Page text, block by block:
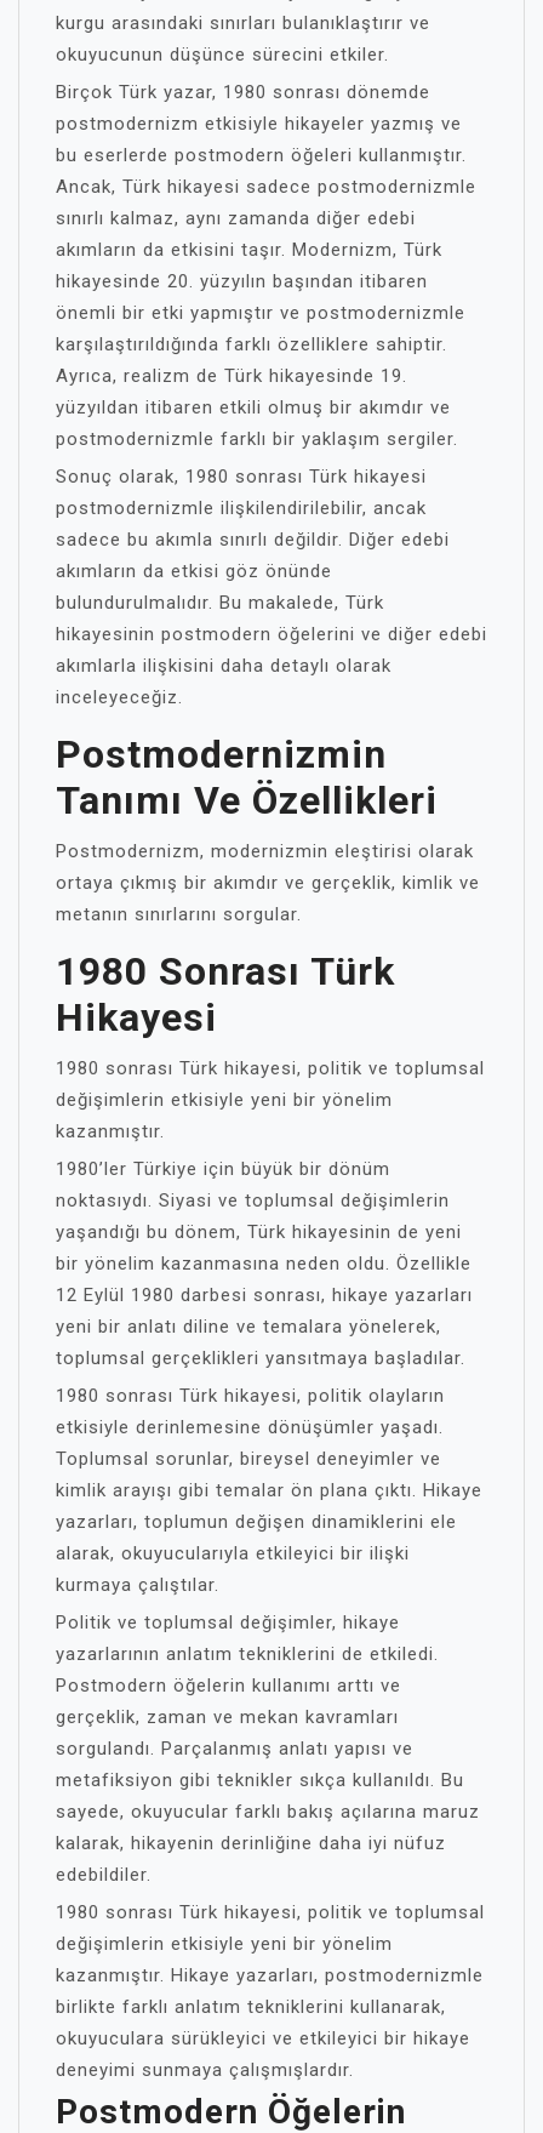
kurgu arasındaki sınırları bulanıklaştırır ve
okuyucunun düşünce sürecini etkiler.
Birçok Türk yazar, 1980 sonrası dönemde
postmodernizm etkisiyle hikayeler yazmış ve
bu eserlerde postmodern öğeleri kullanmıştır.
Ancak, Türk hikayesi sadece postmodernizmle
sınırlı kalmaz, aynı zamanda diğer edebi
akımların da etkisini taşır. Modernizm, Türk
hikayesinde 20. yüzyılın başından itibaren
önemli bir etki yapmıştır ve postmodernizmle
karşılaştırıldığında farklı özelliklere sahiptir.
Ayrıca, realizm de Türk hikayesinde 19.
yüzyıldan itibaren etkili olmuş bir akımdır ve
postmodernizmle farklı bir yaklaşım sergiler.
Sonuç olarak, 1980 sonrası Türk hikayesi
postmodernizmle ilişkilendirilebilir, ancak
sadece bu akımla sınırlı değildir. Diğer edebi
akımların da etkisi göz önünde
bulundurulmalıdır. Bu makalede, Türk
hikayesinin postmodern öğelerini ve diğer edebi
akımlarla ilişkisini daha detaylı olarak
inceleyeceğiz.
Postmodernizmin
Tanımı Ve Özellikleri
Postmodernizm, modernizmin eleştirisi olarak
ortaya çıkmış bir akımdır ve gerçeklik, kimlik ve
metanın sınırlarını sorgular.
1980 Sonrası Türk
Hikayesi
1980 sonrası Türk hikayesi, politik ve toplumsal
değişimlerin etkisiyle yeni bir yönelim
kazanmıştır.
1980’ler Türkiye için büyük bir dönüm
noktasıydı. Siyasi ve toplumsal değişimlerin
yaşandığı bu dönem, Türk hikayesinin de yeni
bir yönelim kazanmasına neden oldu. Özellikle
12 Eylül 1980 darbesi sonrası, hikaye yazarları
yeni bir anlatı diline ve temalara yönelerek,
toplumsal gerçeklikleri yansıtmaya başladılar.
1980 sonrası Türk hikayesi, politik olayların
etkisiyle derinlemesine dönüşümler yaşadı.
Toplumsal sorunlar, bireysel deneyimler ve
kimlik arayışı gibi temalar ön plana çıktı. Hikaye
yazarları, toplumun değişen dinamiklerini ele
alarak, okuyucularıyla etkileyici bir ilişki
kurmaya çalıştılar.
Politik ve toplumsal değişimler, hikaye
yazarlarının anlatım tekniklerini de etkiledi.
Postmodern öğelerin kullanımı arttı ve
gerçeklik, zaman ve mekan kavramları
sorgulandı. Parçalanmış anlatı yapısı ve
metafiksiyon gibi teknikler sıkça kullanıldı. Bu
sayede, okuyucular farklı bakış açılarına maruz
kalarak, hikayenin derinliğine daha iyi nüfuz
edebildiler.
1980 sonrası Türk hikayesi, politik ve toplumsal
değişimlerin etkisiyle yeni bir yönelim
kazanmıştır. Hikaye yazarları, postmodernizmle
birlikte farklı anlatım tekniklerini kullanarak,
okuyuculara sürükleyici ve etkileyici bir hikaye
deneyimi sunmaya çalışmışlardır.
Postmodern Öğelerin